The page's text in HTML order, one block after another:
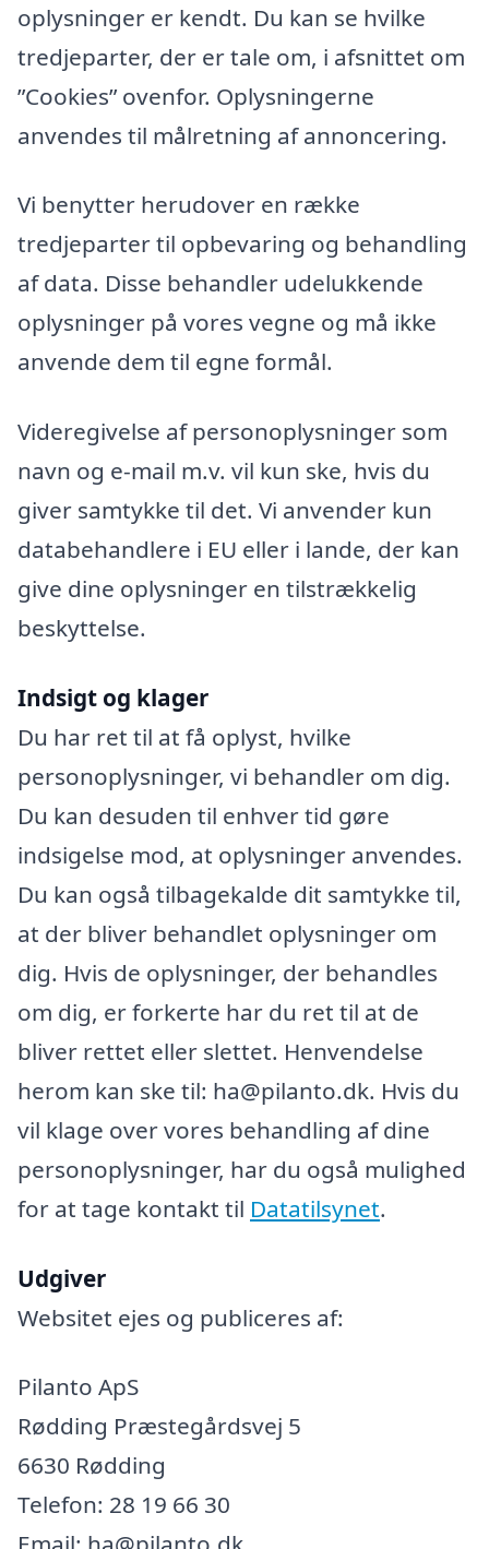
oplysninger er kendt. Du kan se hvilke
tredjeparter, der er tale om, i afsnittet om
”Cookies” ovenfor. Oplysningerne
anvendes til målretning af annoncering.
Vi benytter herudover en række
tredjeparter til opbevaring og behandling
af data. Disse behandler udelukkende
oplysninger på vores vegne og må ikke
anvende dem til egne formål.
Videregivelse af personoplysninger som
navn og e-mail m.v. vil kun ske, hvis du
giver samtykke til det. Vi anvender kun
databehandlere i EU eller i lande, der kan
give dine oplysninger en tilstrækkelig
beskyttelse.
Indsigt og klager
Du har ret til at få oplyst, hvilke
personoplysninger, vi behandler om dig.
Du kan desuden til enhver tid gøre
indsigelse mod, at oplysninger anvendes.
Du kan også tilbagekalde dit samtykke til,
at der bliver behandlet oplysninger om
dig. Hvis de oplysninger, der behandles
om dig, er forkerte har du ret til at de
bliver rettet eller slettet. Henvendelse
herom kan ske til: ha@pilanto.dk. Hvis du
vil klage over vores behandling af dine
personoplysninger, har du også mulighed
for at tage kontakt til Datatilsynet.
Udgiver
Websitet ejes og publiceres af:
Pilanto ApS
Rødding Præstegårdsvej 5
6630 Rødding
Telefon: 28 19 66 30